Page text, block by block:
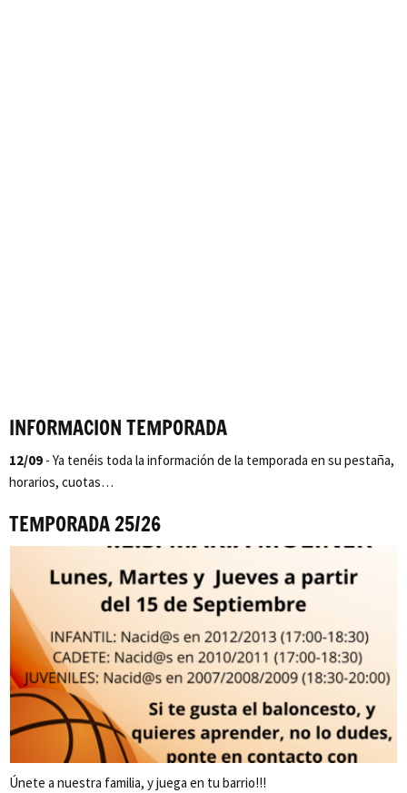
INFORMACION TEMPORADA
12/09 - Ya tenéis toda la información de la temporada en su pestaña,
horarios, cuotas…
TEMPORADA 25/26
Únete a nuestra familia, y juega en tu barrio!!!